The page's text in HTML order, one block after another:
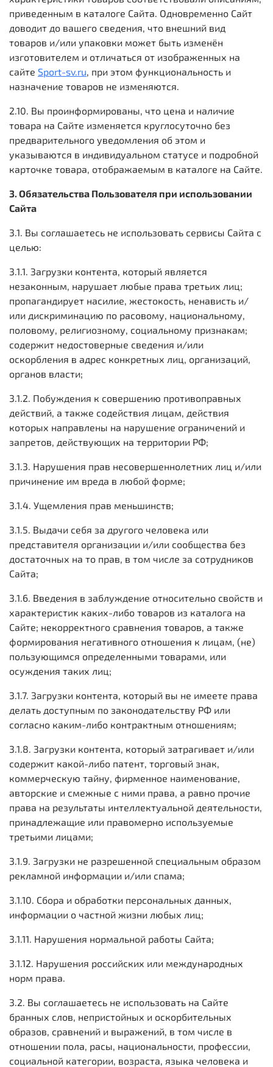
приведенным в каталоге Сайта. Одновременно Сайт
доводит до вашего сведения, что внешний вид
товаров и/или упаковки может быть изменён
изготовителем и отличаться от изображенных на
сайте Sport-sv.ru, при этом функциональность и
назначение товаров не изменяются.
2.10. Вы проинформированы, что цена и наличие
товара на Сайте изменяется круглосуточно без
предварительного уведомления об этом и
указываются в индивидуальном статусе и подробной
карточке товара, отображаемым в каталоге на Сайте.
3. Обязательства Пользователя при использовании
Сайта
3.1. Вы соглашаетесь не использовать сервисы Сайта с
целью:
3.1.1. Загрузки контента, который является
незаконным, нарушает любые права третьих лиц;
пропагандирует насилие, жестокость, ненависть и/
или дискриминацию по расовому, национальному,
половому, религиозному, социальному признакам;
содержит недостоверные сведения и/или
оскорбления в адрес конкретных лиц, организаций,
органов власти;
3.1.2. Побуждения к совершению противоправных
действий, а также содействия лицам, действия
которых направлены на нарушение ограничений и
запретов, действующих на территории РФ;
3.1.3. Нарушения прав несовершеннолетних лиц и/или
причинение им вреда в любой форме;
3.1.4. Ущемления прав меньшинств;
3.1.5. Выдачи себя за другого человека или
представителя организации и/или сообщества без
достаточных на то прав, в том числе за сотрудников
Сайта;
3.1.6. Введения в заблуждение относительно свойств и
характеристик каких-либо товаров из каталога на
Сайте; некорректного сравнения товаров, а также
формирования негативного отношения к лицам, (не)
пользующимся определенными товарами, или
осуждения таких лиц;
3.1.7. Загрузки контента, который вы не имеете права
делать доступным по законодательству РФ или
согласно каким-либо контрактным отношениям;
3.1.8. Загрузки контента, который затрагивает и/или
содержит какой-либо патент, торговый знак,
коммерческую тайну, фирменное наименование,
авторские и смежные с ними права, а равно прочие
права на результаты интеллектуальной деятельности,
принадлежащие или правомерно используемые
третьими лицами;
3.1.9. Загрузки не разрешенной специальным образом
рекламной информации и/или спама;
3.1.10. Сбора и обработки персональных данных,
информации о частной жизни любых лиц;
3.1.11. Нарушения нормальной работы Сайта;
3.1.12. Нарушения российских или международных
норм права.
3.2. Вы соглашаетесь не использовать на Сайте
бранных слов, непристойных и оскорбительных
образов, сравнений и выражений, в том числе в
отношении пола, расы, национальности, профессии,
социальной категории, возраста, языка человека и